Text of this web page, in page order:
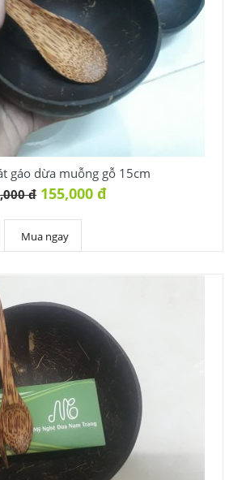
gáo dừa muỗng gỗ 15cm
đ 155,000 đ
Mua ngay